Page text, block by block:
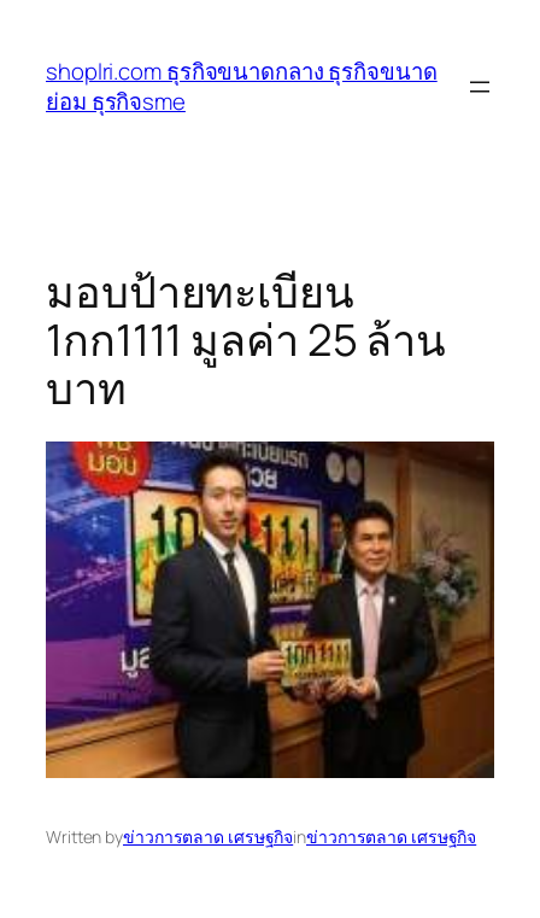
เนื้อหา
shoplri.com ธุรกิจขนาดกลาง ธุรกิจขนาด
ย่อม ธุรกิจsme
มอบป้ายทะเบียน
1กก1111 มูลค่า 25 ล้าน
บาท
Written byข่าวการตลาด เศรษฐกิจinข่าวการตลาด เศรษฐกิจ